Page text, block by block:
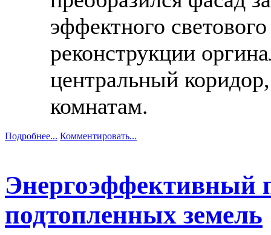
эффектного
реконструкции
центральный
комнатам.
Подробнее... Комментировать...
Энергоэффективный
подтопленных земель